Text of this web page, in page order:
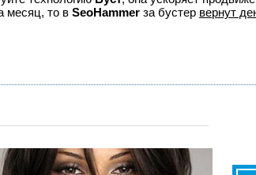
месяц, то в SeoHammer за бустер вернут